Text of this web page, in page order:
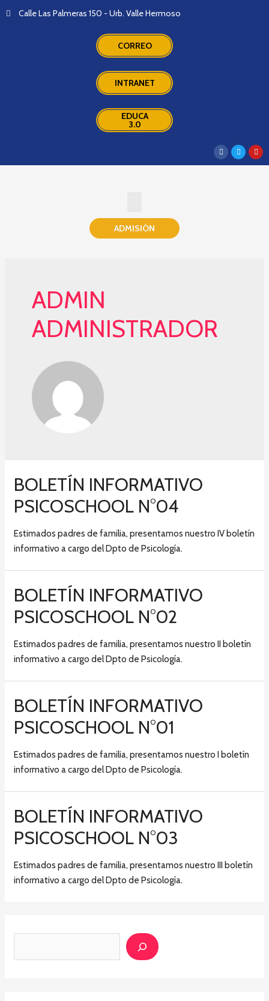
Calle Las Palmeras 150 - Urb. Valle Hermoso
CORREO
INTRANET
EDUCA
3.0
ADMISIÓN
ADMIN
ADMINISTRADOR
BOLETÍN INFORMATIVO
PSICOSCHOOL N°04
Estimados padres de familia, presentamos nuestro IV boletín
informativo a cargo del Dpto de Psicología.
BOLETÍN INFORMATIVO
PSICOSCHOOL N°02
Estimados padres de familia, presentamos nuestro II boletín
informativo a cargo del Dpto de Psicología.
BOLETÍN INFORMATIVO
PSICOSCHOOL N°01
Estimados padres de familia, presentamos nuestro I boletín
informativo a cargo del Dpto de Psicología.
BOLETÍN INFORMATIVO
PSICOSCHOOL N°03
Estimados padres de familia, presentamos nuestro III boletín
informativo a cargo del Dpto de Psicología.